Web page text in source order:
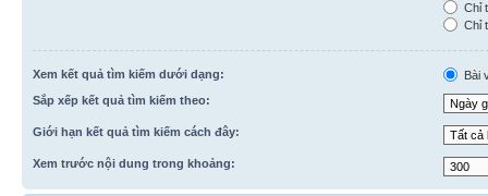
Chỉ
Chỉ
Xem kết quả tìm kiếm dưới dạng:
Bài
Sắp xếp kết quả tìm kiếm theo:
Giới hạn kết quả tìm kiếm cách đây:
Xem trước nội dung trong khoảng: